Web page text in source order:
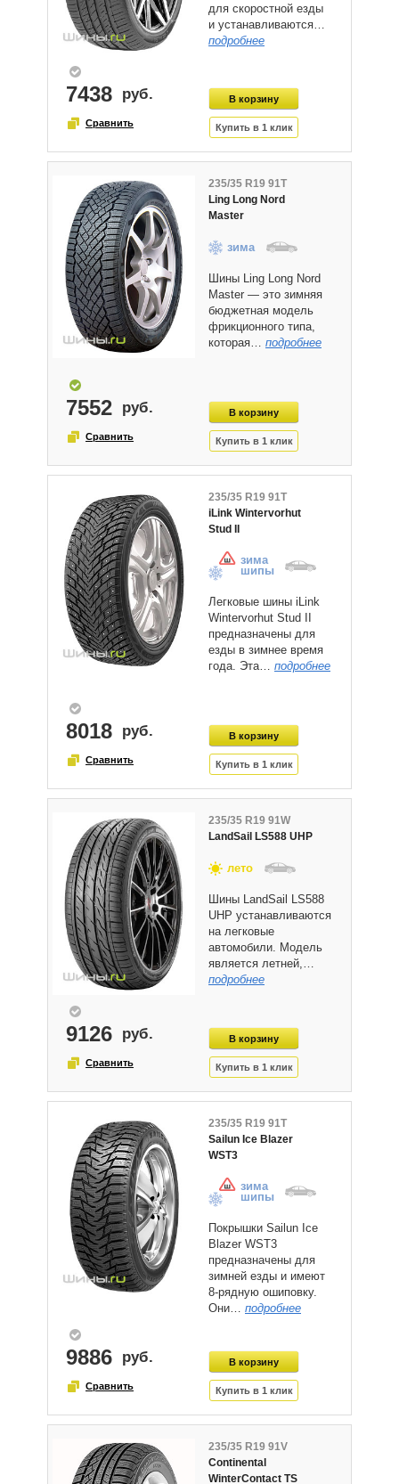
для скоростной езды
и устанавливаются…
подробнее
7438
235/35 R19 91T
Ling Long Nord
Master
зима
Шины Ling Long Nord
Master — это зимняя
бюджетная модель
фрикционного типа,
которая… подробнее
7552
235/35 R19 91T
iLink Wintervorhut
Stud II
зима
шипы
Легковые шины iLink
Wintervorhut Stud II
предназначены для
езды в зимнее время
года. Эта… подробнее
8018
235/35 R19 91W
LandSail LS588 UHP
лето
Шины LandSail LS588
UHP устанавливаются
на легковые
автомобили. Модель
является летней,…
подробнее
9126
235/35 R19 91T
Sailun Ice Blazer
WST3
зима
шипы
Покрышки Sailun Ice
Blazer WST3
предназначены для
зимней езды и имеют
8-рядную ошиповку.
Они… подробнее
9886
235/35 R19 91V
Continental
WinterContact TS